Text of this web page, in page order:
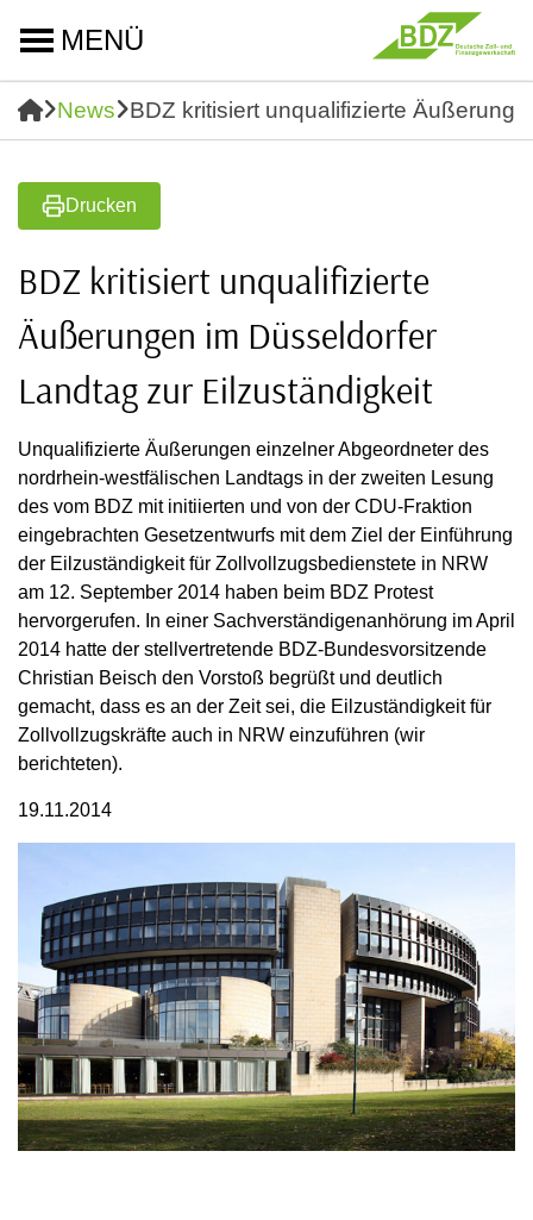
MENÜ
News BDZ kritisiert unqualifizierte
Drucken
BDZ kritisiert unqualifizierte
Äußerungen im Düsseldorfer
Landtag zur Eilzuständigkeit
Unqualifizierte Äußerungen einzelner Abgeordneter des
nordrhein-westfälischen Landtags in der zweiten Lesung
des vom BDZ mit initiierten und von der CDU-Fraktion
eingebrachten Gesetzentwurfs mit dem Ziel der Einführung
der Eilzuständigkeit für Zollvollzugsbedienstete in NRW
am 12. September 2014 haben beim BDZ Protest
hervorgerufen. In einer Sachverständigenanhörung im April
2014 hatte der stellvertretende BDZ-Bundesvorsitzende
Christian Beisch den Vorstoß begrüßt und deutlich
gemacht, dass es an der Zeit sei, die Eilzuständigkeit für
Zollvollzugskräfte auch in NRW einzuführen (wir
berichteten).
19.11.2014